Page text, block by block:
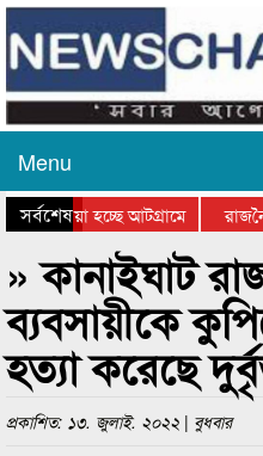
Menu
সর্বশেষ
যাওয়া হচ্ছে আটগ্রামে
পুরস্কার বিতরণ সম্পন্ন
» কানাইঘাট
ব্যবসায়ীকে
হত্যা করেছে
প্রকাশিত: ১৩. জুলাই. ২০২২ | বুধবার